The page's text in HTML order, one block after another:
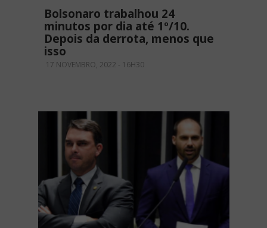
Bolsonaro trabalhou 24
minutos por dia até 1º/10.
Depois da derrota, menos que
isso
17 NOVEMBRO, 2022 - 16H30